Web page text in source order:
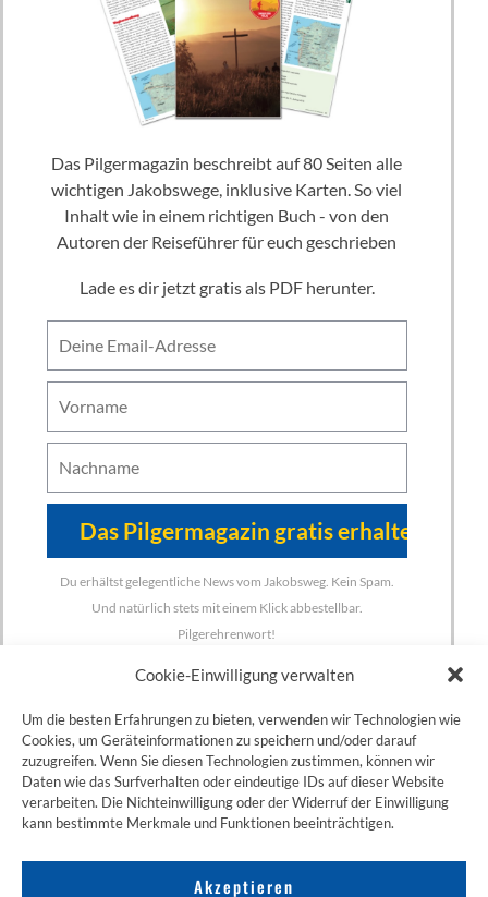
Cookie-Einwilligung verwalten
Um die besten Erfahrungen zu bieten, verwenden wir Technologien wie
Cookies, um Geräteinformationen zu speichern und/oder darauf
zuzugreifen. Wenn Sie diesen Technologien zustimmen, können wir
Daten wie das Surfverhalten oder eindeutige IDs auf dieser Website
verarbeiten. Die Nichteinwilligung oder der Widerruf der Einwilligung
kann bestimmte Merkmale und Funktionen beeinträchtigen.
Akzeptieren
Das Pilgermagazin beschreibt auf 80 Seiten alle
wichtigen Jakobswege, inklusive Karten. So viel
Inhalt wie in einem richtigen Buch - von den
Autoren der Reiseführer für euch geschrieben
Lade es dir jetzt gratis als PDF herunter.
Du erhältst gelegentliche News vom Jakobsweg. Kein Spam.
Und natürlich stets mit einem Klick abbestellbar.
Pilgerehrenwort!
ZUM JAKOBSWEG SHOP